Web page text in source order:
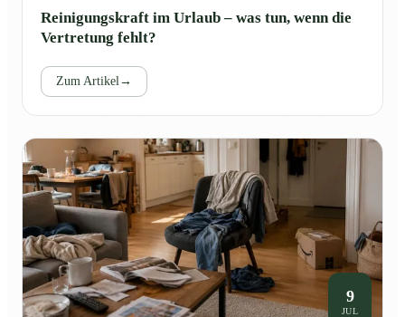
Reinigungskraft im Urlaub – was tun, wenn die
Vertretung fehlt?
Zum Artikel→
9
JUL